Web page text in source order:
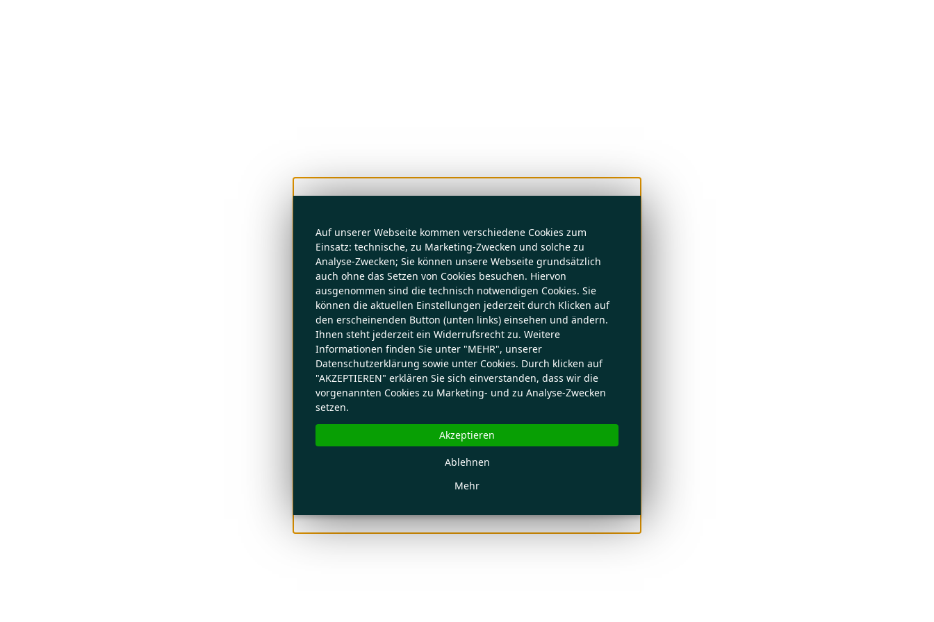
Auf unserer Webseite kommen verschiedene Cookies zum
Einsatz: technische, zu Marketing-Zwecken und solche zu
Analyse-Zwecken; Sie können unsere Webseite grundsätzlich
auch ohne das Setzen von Cookies besuchen. Hiervon
ausgenommen sind die technisch notwendigen Cookies. Sie
können die aktuellen Einstellungen jederzeit durch Klicken auf
den erscheinenden Button (unten links) einsehen und ändern.
Ihnen steht jederzeit ein Widerrufsrecht zu. Weitere
Informationen finden Sie unter "MEHR", unserer
Datenschutzerklärung sowie unter Cookies. Durch klicken auf
"AKZEPTIEREN" erklären Sie sich einverstanden, dass wir die
vorgenannten Cookies zu Marketing- und zu Analyse-Zwecken
setzen.
Mehr
Ablehnen
Akzeptieren